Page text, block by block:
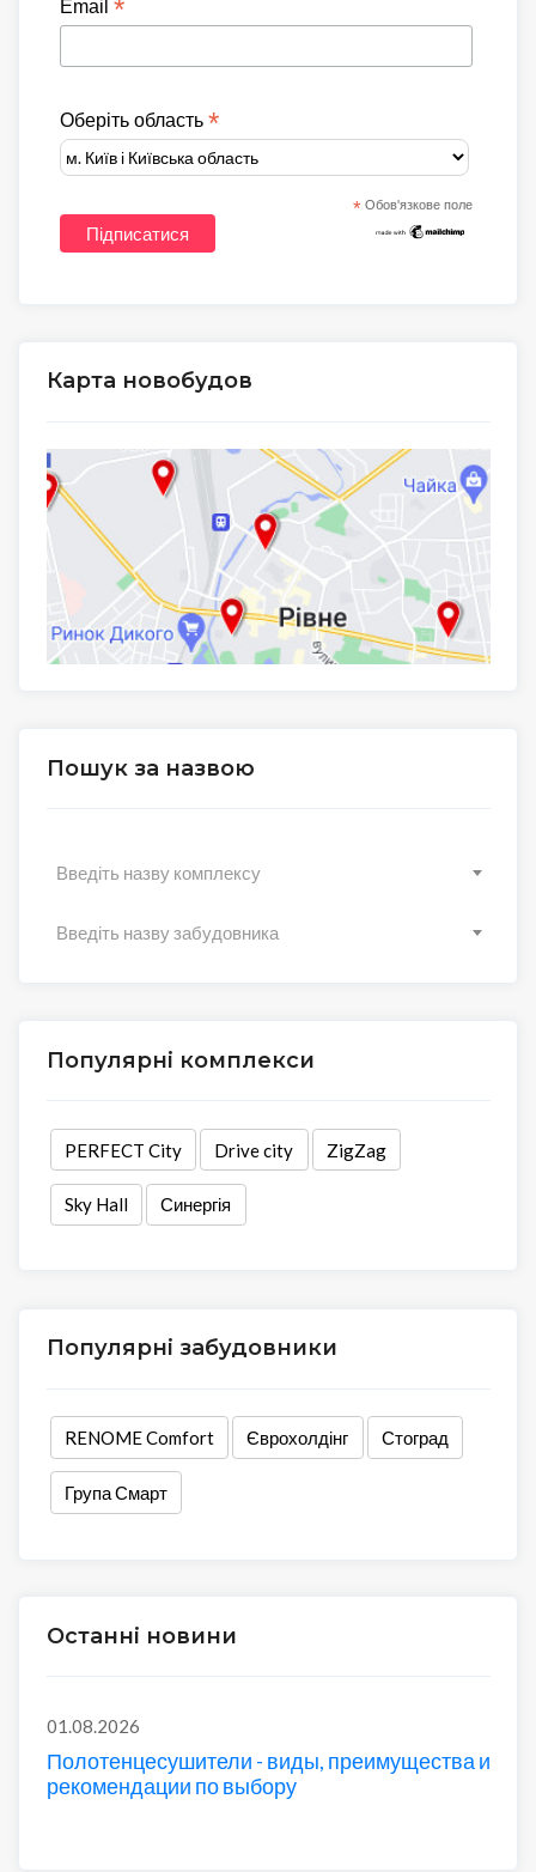
Email *
Оберіть область *
* Обов'язкове поле
Карта новобудов
Пошук за назвою
Введіть назву комплексу
Введіть назву забудовника
Популярні комплекси
PERFECT City Drive city ZigZag
Sky Hall Синергія
Популярні забудовники
RENOME Comfort Єврохолдінг Стоград
Група Смарт
Останні новини
01.08.2026
Полотенцесушители - виды, преимущества и
рекомендации по выбору